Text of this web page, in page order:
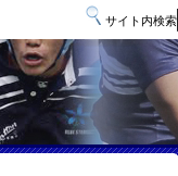
サイト内検索